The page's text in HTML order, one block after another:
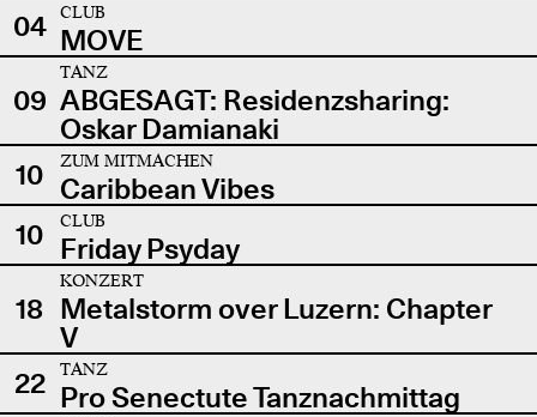
04
CLUB
MOVE
09
TANZ
ABGESAGT: Residenzsharing:
Oskar Damianaki
10
ZUM MITMACHEN
Caribbean Vibes
10
CLUB
Friday Psyday
18
KONZERT
Metalstorm over Luzern: Chapter
V
22
TANZ
Pro Senectute Tanznachmittag